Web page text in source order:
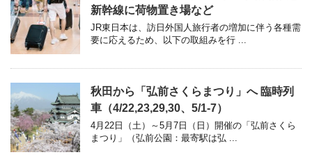
新幹線に荷物置き場など
JR東日本は、訪日外国人旅行者の増加に伴う各種需
要に応えるため、以下の取組みを行 ...
秋田から「弘前さくらまつり」へ 臨時列
車（4/22,23,29,30、5/1-7）
4月22日（土）～5月7日（日）開催の「弘前さくら
まつり」（弘前公園：最寄駅は弘 ...